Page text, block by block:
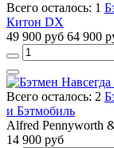
Всего осталось: 1
Китон DX
49 900 руб 64 900
Всего осталось: 2
и Бэтмобиль
Alfred Pennyworth
14 900 руб